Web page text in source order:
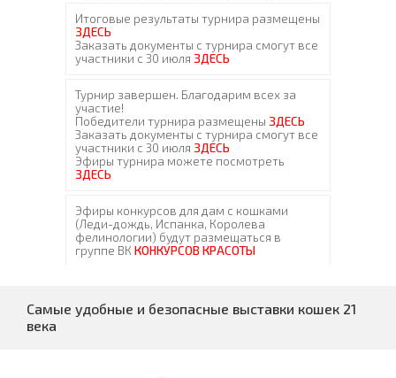
Самые удобные и безопасные выставки кошек 21
века